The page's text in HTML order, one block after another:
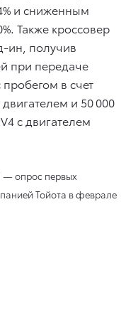
и сниженным
Также кроссовер
ин, получив
при передаче
в счет
и 50 000
с двигателем
— опрос первых
Тойота в феврале